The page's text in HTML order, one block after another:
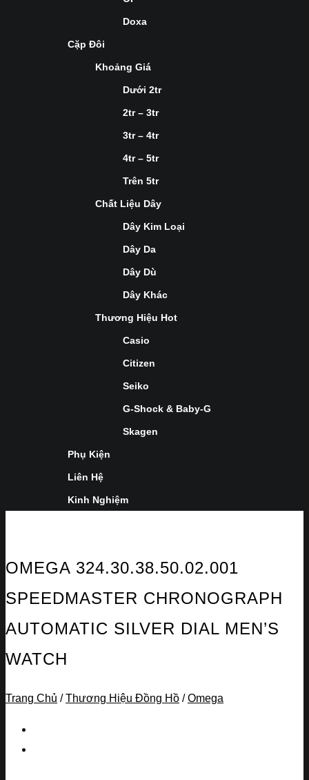
Doxa
Cặp Đôi
Khoảng Giá
Dưới 2tr
2tr – 3tr
3tr – 4tr
4tr – 5tr
Trên 5tr
Chất Liệu Dây
Dây Kim Loại
Dây Da
Dây Dù
Dây Khác
Thương Hiệu Hot
Casio
Citizen
Seiko
G-Shock & Baby-G
Skagen
Phụ Kiện
Liên Hệ
Kinh Nghiệm
OMEGA 324.30.38.50.02.001
SPEEDMASTER CHRONOGRAPH
AUTOMATIC SILVER DIAL MEN’S
WATCH
Trang Chủ / Thương Hiệu Đồng Hồ / Omega